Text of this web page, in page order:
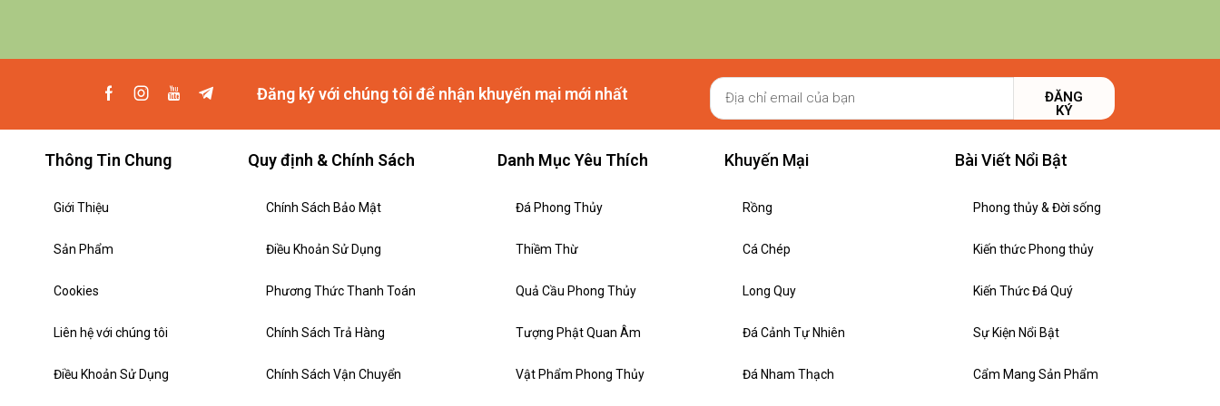
Đăng ký với chúng tôi để nhận khuyến mại mới nhất
ĐĂNG
KÝ
Thông Tin Chung
Giới Thiệu
Sản Phẩm
Cookies
Liên hệ với chúng tôi
Điều Khoản Sử Dụng
Quy định & Chính Sách
Chính Sách Bảo Mật
Điều Khoản Sử Dụng
Phương Thức Thanh Toán
Chính Sách Trả Hàng
Chính Sách Vận Chuyển
Danh Mục Yêu Thích
Đá Phong Thủy
Thiềm Thừ
Quả Cầu Phong Thủy
Tượng Phật Quan Âm
Vật Phẩm Phong Thủy
Khuyến Mại
Rồng
Cá Chép
Long Quy
Đá Cảnh Tự Nhiên
Đá Nham Thạch
Bài Viết Nổi Bật
Phong thủy & Đời sống
Kiến thức Phong thủy
Kiến Thức Đá Quý
Sự Kiện Nổi Bật
Cẩm Mang Sản Phẩm